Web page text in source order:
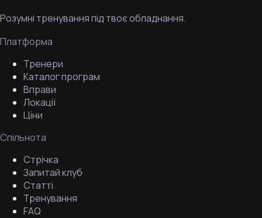
Розумні тренування під твоє обладнання.
Платформа
Тренери
Каталог програм
Вправи
Локації
Ціни
Спільнота
Стрічка
Запитай клуб
Статті
Тренування
FAQ